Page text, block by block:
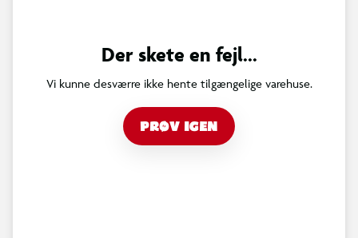
Der skete en fejl...
Vi kunne desværre ikke hente tilgængelige varehuse.
PRØV IGEN